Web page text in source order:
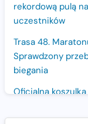
rekordową pulą
uczestników
Trasa 48.
Sprawdzony
biegania
Oficjalna